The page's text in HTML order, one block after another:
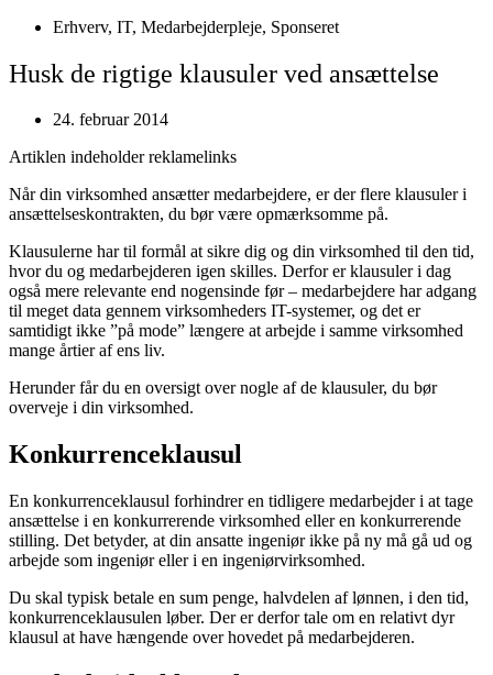
Erhverv, IT, Medarbejderpleje, Sponseret
Husk de rigtige klausuler ved ansættelse
24. februar 2014
Artiklen indeholder reklamelinks
Når din virksomhed ansætter medarbejdere, er der flere klausuler i
ansættelseskontrakten, du bør være opmærksomme på.
Klausulerne har til formål at sikre dig og din virksomhed til den tid,
hvor du og medarbejderen igen skilles. Derfor er klausuler i dag
også mere relevante end nogensinde før – medarbejdere har adgang
til meget data gennem virksomheders IT-systemer, og det er
samtidigt ikke ”på mode” længere at arbejde i samme virksomhed
mange årtier af ens liv.
Herunder får du en oversigt over nogle af de klausuler, du bør
overveje i din virksomhed.
Konkurrenceklausul
En konkurrenceklausul forhindrer en tidligere medarbejder i at tage
ansættelse i en konkurrerende virksomhed eller en konkurrerende
stilling. Det betyder, at din ansatte ingeniør ikke på ny må gå ud og
arbejde som ingeniør eller i en ingeniørvirksomhed.
Du skal typisk betale en sum penge, halvdelen af lønnen, i den tid,
konkurrenceklausulen løber. Der er derfor tale om en relativt dyr
klausul at have hængende over hovedet på medarbejderen.